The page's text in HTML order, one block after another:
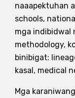
naaapektuhan
schools,
mga indibidwal
methodology,
binibigat:
kasal, medical
Mga